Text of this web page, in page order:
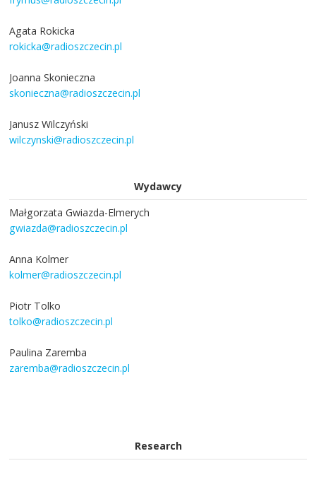
Agata Rokicka
rokicka@radioszczecin.pl
Joanna Skonieczna
skonieczna@radioszczecin.pl
Janusz Wilczyński
wilczynski@radioszczecin.pl
Wydawcy
Małgorzata Gwiazda-Elmerych
gwiazda@radioszczecin.pl
Anna Kolmer
kolmer@radioszczecin.pl
Piotr Tolko
tolko@radioszczecin.pl
Paulina Zaremba
zaremba@radioszczecin.pl
Research